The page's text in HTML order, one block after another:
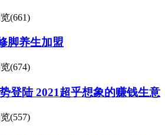
(661)
脚养生加盟
(674)
登陆 2021超乎想象的赚钱生意
(557)